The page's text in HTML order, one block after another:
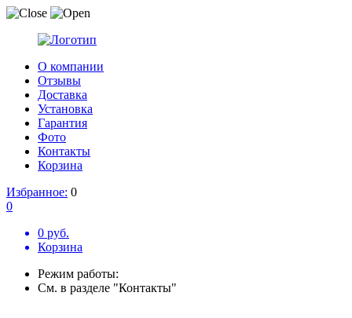
О компании
Отзывы
Доставка
Установка
Гарантия
Фото
Контакты
Корзина
Избранное: 0
0
0 руб.
Корзина
Режим работы:
См. в разделе "Контакты"